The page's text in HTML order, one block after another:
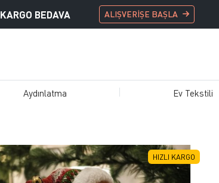
KARGO BEDAVA ALIŞVERİŞE BAŞLA
Aydınlatma Ev Tekstili
HIZLI KARGO